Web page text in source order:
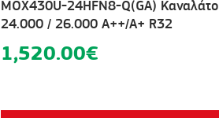
MOX430U-24HFN8-Q(GA) Καναλάτο
24.000 / 26.000 A++/A+ R32
1,520.00€